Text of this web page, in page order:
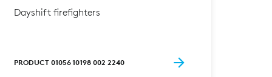
Dayshift firefighters
PRODUCT 01056 10198 002 2240